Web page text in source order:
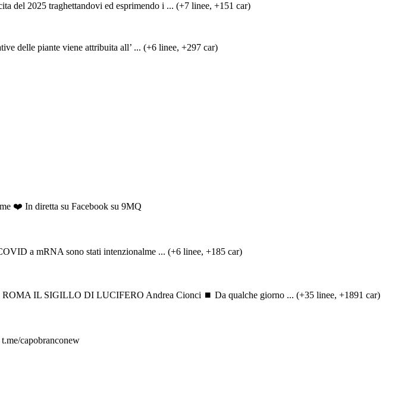
del 2025 traghettandovi ed esprimendo i ... (+7 linee, +151 car)
delle piante viene attribuita all’ ... (+6 linee, +297 car)
❤️ In diretta su Facebook su 9MQ
a mRNA sono stati intenzionalme ... (+6 linee, +185 car)
IL SIGILLO DI LUCIFERO Andrea Cionci ⏹️ Da qualche giorno ... (+35 linee, +1891 car)
capobranconew